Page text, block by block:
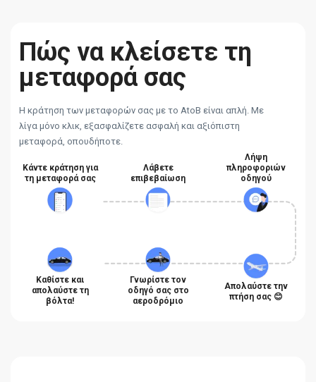
Πώς να κλείσετε τη
μεταφορά σας
Η κράτηση των μεταφορών σας με το AtoB είναι απλή. Με
λίγα μόνο κλικ, εξασφαλίζετε ασφαλή και αξιόπιστη
μεταφορά, οπουδήποτε.
Κάντε κράτηση για
τη μεταφορά σας
Λάβετε
επιβεβαίωση
Λήψη
πληροφοριών
οδηγού
Καθίστε και
απολαύστε τη
βόλτα!
Γνωρίστε τον
οδηγό σας στο
αεροδρόμιο
Απολαύστε την
πτήση σας 😊